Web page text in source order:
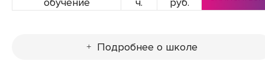
Подробнее о школе